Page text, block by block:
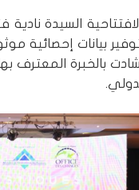
السيدة
لتوفير بيانات
بالخبرة المعترف